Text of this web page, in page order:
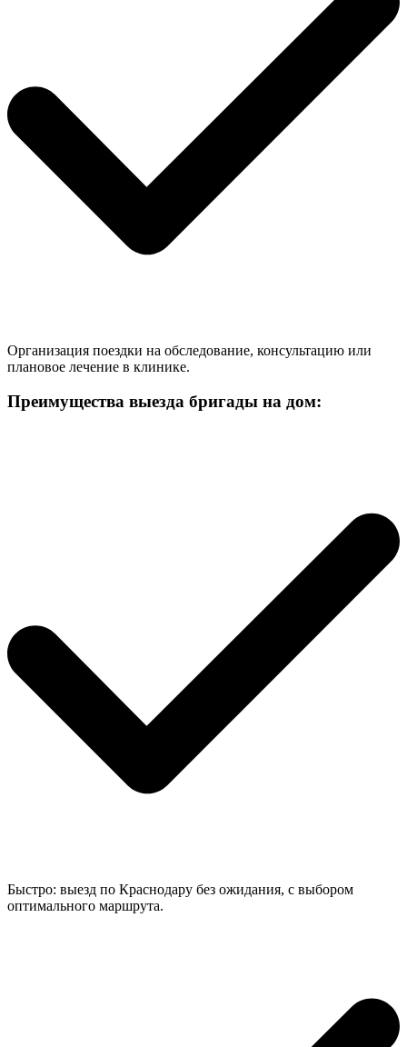
Организация поездки на обследование, консультацию или
плановое лечение в клинике.
Преимущества выезда бригады на дом:
Быстро: выезд по Краснодару без ожидания, с выбором
оптимального маршрута.